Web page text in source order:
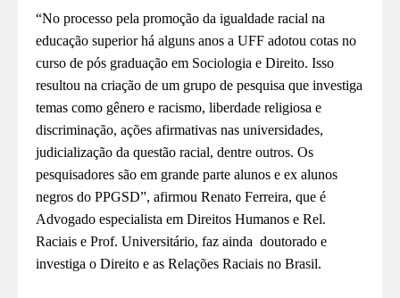
“No processo pela promoção da igualdade racial na
educação superior há alguns anos a UFF adotou cotas no
curso de pós graduação em Sociologia e Direito. Isso
resultou na criação de um grupo de pesquisa que investiga
temas como gênero e racismo, liberdade religiosa e
discriminação, ações afirmativas nas universidades,
judicialização da questão racial, dentre outros. Os
pesquisadores são em grande parte alunos e ex alunos
negros do PPGSD”, afirmou Renato Ferreira, que é
Advogado especialista em Direitos Humanos e Rel.
Raciais e Prof. Universitário, faz ainda doutorado e
investiga o Direito e as Relações Raciais no Brasil.